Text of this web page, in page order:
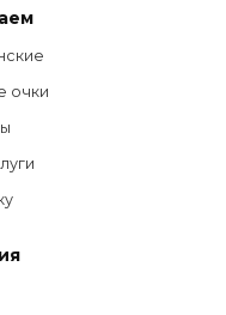
очки